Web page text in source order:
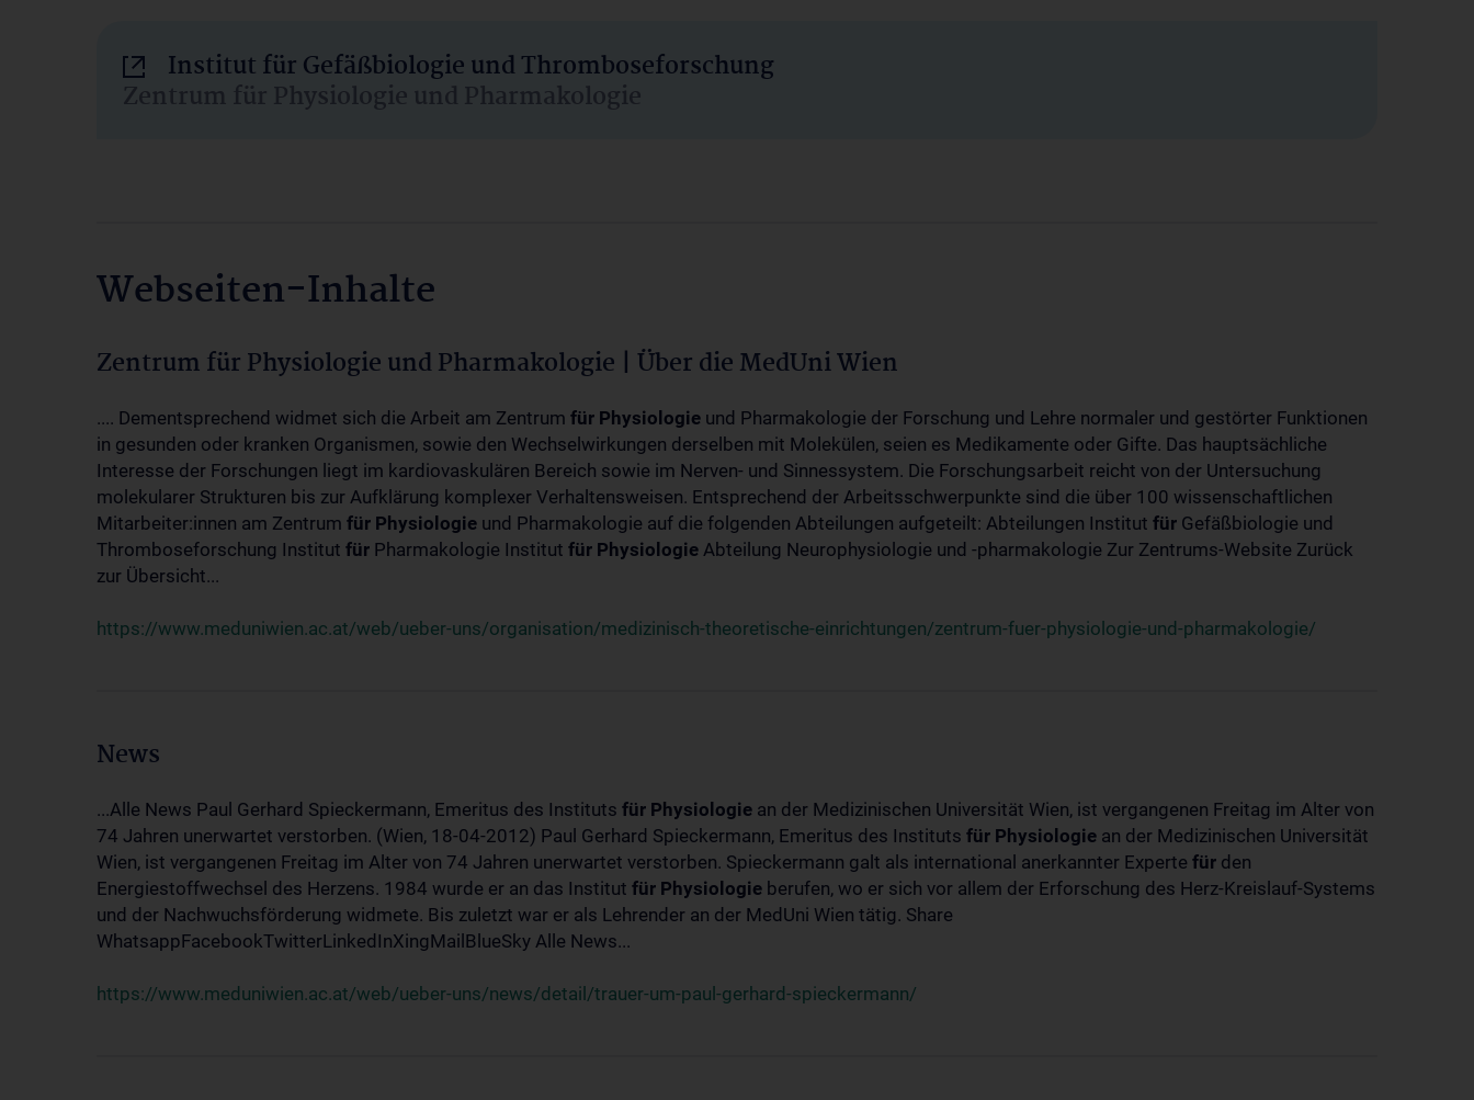
Institut für Gefäßbiologie und Thromboseforschung
Zentrum für Physiologie und Pharmakologie
Webseiten-Inhalte
Zentrum für Physiologie und Pharmakologie | Über die MedUni Wien
.... Dementsprechend widmet sich die Arbeit am Zentrum für Physiologie und Pharmakologie der Forschung und Lehre normaler und gestörter Funktionen
in gesunden oder kranken Organismen, sowie den Wechselwirkungen derselben mit Molekülen, seien es Medikamente oder Gifte. Das hauptsächliche
Interesse der Forschungen liegt im kardiovaskulären Bereich sowie im Nerven- und Sinnessystem. Die Forschungsarbeit reicht von der Untersuchung
molekularer Strukturen bis zur Aufklärung komplexer Verhaltensweisen. Entsprechend der Arbeitsschwerpunkte sind die über 100 wissenschaftlichen
Mitarbeiter:innen am Zentrum für Physiologie und Pharmakologie auf die folgenden Abteilungen aufgeteilt: Abteilungen Institut für Gefäßbiologie und
Thromboseforschung Institut für Pharmakologie Institut für Physiologie Abteilung Neurophysiologie und -pharmakologie Zur Zentrums-Website Zurück
zur Übersicht...
https://www.meduniwien.ac.at/web/ueber-uns/organisation/medizinisch-theoretische-einrichtungen/zentrum-fuer-physiologie-und-pharmakologie/
News
...Alle News Paul Gerhard Spieckermann, Emeritus des Instituts für Physiologie an der Medizinischen Universität Wien, ist vergangenen Freitag im Alter von
74 Jahren unerwartet verstorben. (Wien, 18-04-2012) Paul Gerhard Spieckermann, Emeritus des Instituts für Physiologie an der Medizinischen Universität
Wien, ist vergangenen Freitag im Alter von 74 Jahren unerwartet verstorben. Spieckermann galt als international anerkannter Experte für den
Energiestoffwechsel des Herzens. 1984 wurde er an das Institut für Physiologie berufen, wo er sich vor allem der Erforschung des Herz-Kreislauf-Systems
und der Nachwuchsförderung widmete. Bis zuletzt war er als Lehrender an der MedUni Wien tätig. Share
WhatsappFacebookTwitterLinkedInXingMailBlueSky Alle News...
https://www.meduniwien.ac.at/web/ueber-uns/news/detail/trauer-um-paul-gerhard-spieckermann/